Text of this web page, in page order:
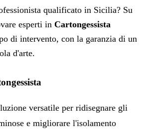
qualificato in Sicilia? Su
esperti in Cartongessista
di intervento, con la garanzia di un
d'arte.
versatile per ridisegnare gli
e migliorare l'isolamento